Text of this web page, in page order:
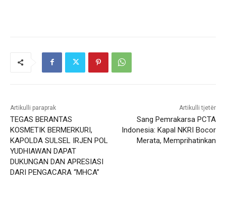
Artikulli paraprak
TEGAS BERANTAS
KOSMETIK BERMERKURI,
KAPOLDA SULSEL IRJEN POL
YUDHIAWAN DAPAT
DUKUNGAN DAN APRESIASI
DARI PENGACARA “MHCA”
Artikulli tjetër
Sang Pemrakarsa PCTA
Indonesia: Kapal NKRI Bocor
Merata, Memprihatinkan